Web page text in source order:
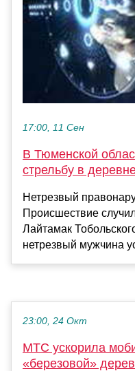
17:00, 11 Сен
В Тюменской
стрельбу в
Нетрезвый
Происшествие
Лайтамак
нетрезвый мужчина
23:00, 24 Окт
МТС ускорила
«березовой»